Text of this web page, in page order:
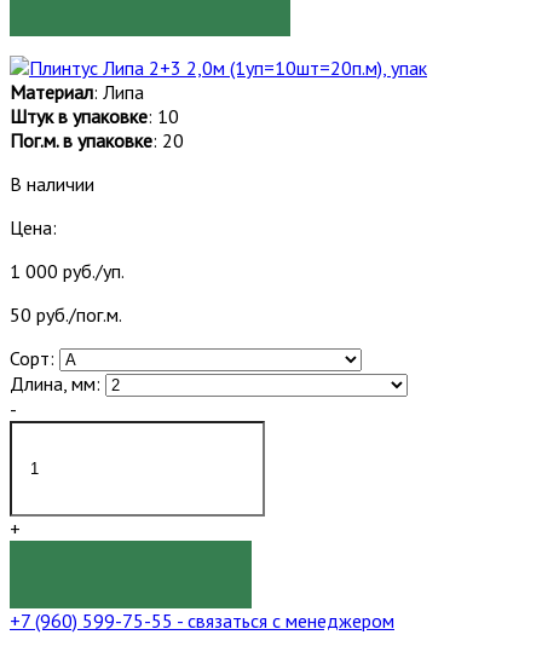
Материал: Липа
Штук в упаковке: 10
Пог.м. в упаковке: 20
В наличии
Цена:
1 000 руб./уп.
50 руб./пог.м.
Сорт:
Длина, мм:
-
+
+7 (960) 599-75-55 - связаться с менеджером